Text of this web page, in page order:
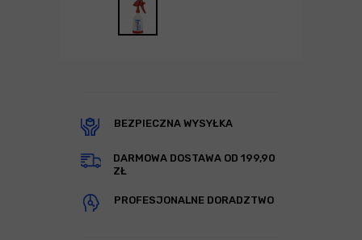
BEZPIECZNA WYSYŁKA
DARMOWA DOSTAWA OD 199,90
ZŁ
PROFESJONALNE DORADZTWO